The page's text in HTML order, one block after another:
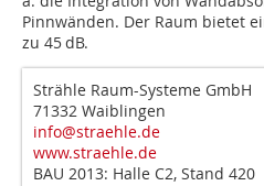
Pinnwänden. Der Raum bietet
zu 45 dB.
Strähle Raum-Systeme GmbH
71332 Waiblingen
info@straehle.de
www.straehle.de
BAU 2013: Halle C2, Stand 420